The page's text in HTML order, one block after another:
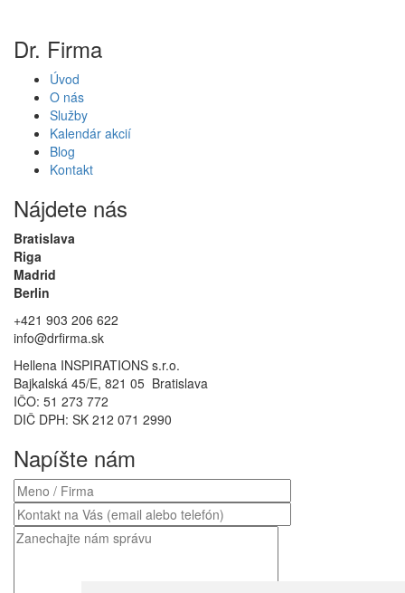
Dr. Firma
Úvod
O nás
Služby
Kalendár akcií
Blog
Kontakt
Nájdete nás
Bratislava
Riga
Madrid
Berlin
+421 903 206 622
info@drfirma.sk
Hellena INSPIRATIONS s.r.o.
Bajkalská 45/E, 821 05 Bratislava
IČO: 51 273 772
DIČ DPH: SK 212 071 2990
Napíšte nám